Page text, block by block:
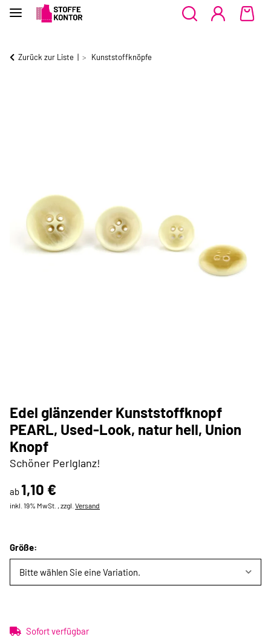
Zurück zur Liste Kunststoffknöpfe
Edel glänzender Kunststoffknopf
PEARL, Used-Look, natur hell, Union
Knopf
Schöner Perlglanz!
ab1,10 €
inkl. 19% MwSt. , zzgl. Versand
Größe:
Bitte wählen Sie eine Variation.
Sofort verfügbar